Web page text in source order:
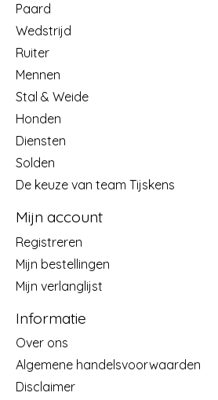
Paard
Wedstrijd
Ruiter
Mennen
Stal & Weide
Honden
Diensten
Solden
De keuze van team Tijskens
Mijn account
Registreren
Mijn bestellingen
Mijn verlanglijst
Informatie
Over ons
Algemene handelsvoorwaarden
Disclaimer